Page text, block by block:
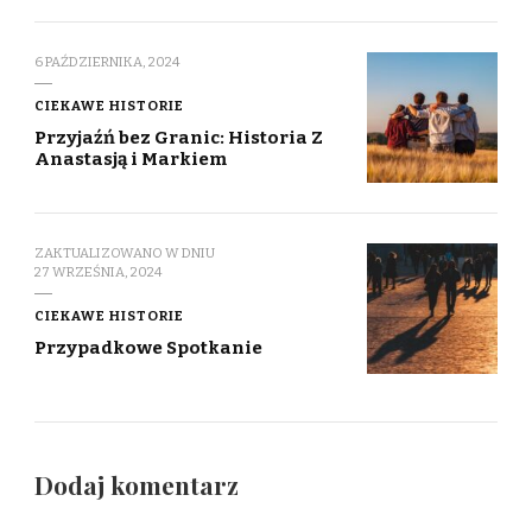
6 PAŹDZIERNIKA, 2024
CIEKAWE HISTORIE
Przyjaźń bez Granic: Historia Z
Anastasją i Markiem
ZAKTUALIZOWANO W DNIU
27 WRZEŚNIA, 2024
CIEKAWE HISTORIE
Przypadkowe Spotkanie
Dodaj komentarz